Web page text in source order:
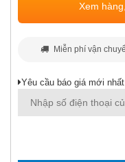
Xem
Miễn phí vận
Yêu cầu báo giá mới